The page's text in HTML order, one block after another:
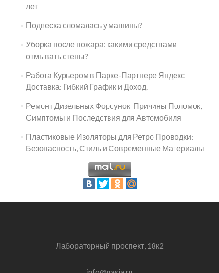
лет
Подвеска сломалась у машины?
Уборка после пожара: какими средствами
отмывать стены?
Работа Курьером в Парке-Партнере Яндекс
Доставка: Гибкий График и Доход.
Ремонт Дизельных Форсунок: Причины Поломок,
Симптомы и Последствия для Автомобиля
Пластиковые Изоляторы для Ретро Проводки:
Безопасность, Стиль и Современные Материалы
Лабораторный проспект, 18к2